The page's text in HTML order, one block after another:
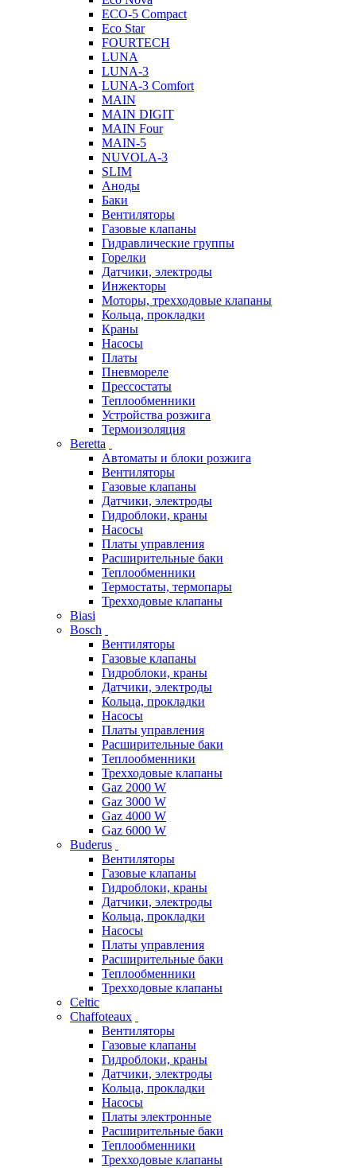
ECO-5 Compact
Eco Star
FOURTECH
LUNA
LUNA-3
LUNA-3 Comfort
MAIN
MAIN DIGIT
MAIN Four
MAIN-5
NUVOLA-3
SLIM
Аноды
Баки
Вентиляторы
Газовые клапаны
Гидравлические группы
Горелки
Датчики, электроды
Инжекторы
Моторы, трехходовые клапаны
Кольца, прокладки
Краны
Насосы
Платы
Пневмореле
Прессостаты
Теплообменники
Устройства розжига
Термоизоляция
Beretta
Автоматы и блоки розжига
Вентиляторы
Газовые клапаны
Датчики, электроды
Гидроблоки, краны
Насосы
Платы управления
Расширительные баки
Теплообменники
Термостаты, термопары
Трехходовые клапаны
Biasi
Bosch
Вентиляторы
Газовые клапаны
Гидроблоки, краны
Датчики, электроды
Кольца, прокладки
Насосы
Платы управления
Расширительные баки
Теплообменники
Трехходовые клапаны
Gaz 2000 W
Gaz 3000 W
Gaz 4000 W
Gaz 6000 W
Buderus
Вентиляторы
Газовые клапаны
Гидроблоки, краны
Датчики, электроды
Кольца, прокладки
Насосы
Платы управления
Расширительные баки
Теплообменники
Трехходовые клапаны
Celtic
Chaffoteaux
Вентиляторы
Газовые клапаны
Гидроблоки, краны
Датчики, электроды
Кольца, прокладки
Насосы
Платы электронные
Расширительные баки
Теплообменники
Трехходовые клапаны